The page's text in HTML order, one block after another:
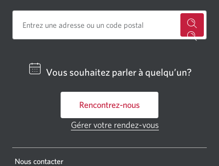
centre
Une
Vous souhaitez parler à quelqu’un?
Rencontrez-nous
Une
fenêtre
Gérer votre rendez-vous
Nous contacter